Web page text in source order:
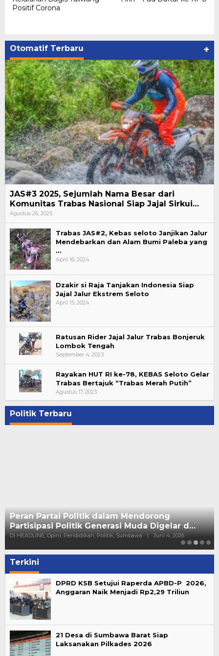
Positif Corona
Otomatif Terbaru +
JAS#3 2025, Sejumlah Nama Besar dari
Komunitas Trabas Nasional Siap Jajal Sirkui…
Agustus 26, 2025
Trabas JAS#2, Kebas seloto Janjikan Jalur
Mendebarkan dan Alam Bumi Paleba yang
…
April 16, 2024
Dzakir si Raja Tanjakan Indonesia Siap
Jajal Jalur Ekstrem Seloto
April 15, 2024
Ratusan Rider Jajal Jalur Trabas Bonjeruk
Lombok Tengah
September 4, 2023
Rayakan HUT RI ke-78, KEBAS Seloto Gelar
Trabas Bertajuk “Trabas Merah Putih”
Agustus 17, 2023
Politik Terbaru
Peran Partai Politik dalam Mendorong
Partisipasi Politik Generasi Muda Digelar d…
Di HEADLINE, Opini, Pendidikan, Politik, Sumbawa | Juni 4, 2026
Terkini
DPRD KSB Setujui Raperda APBD-P 2026,
Anggaran Naik Menjadi Rp2,29 Triliun
21 Desa di Sumbawa Barat Siap
Laksanakan Pilkades 2026